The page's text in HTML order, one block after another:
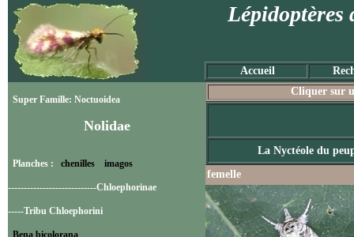
Lépidoptères
Accueil
Super Famille: Noctuoidea
Nolidae
Planches : chenilles imagos
----------------------------Chloephorinae
-----Tribu Chloephorini
Bena bicolorana
Cliquer sur
La Nyctéole du
femelle